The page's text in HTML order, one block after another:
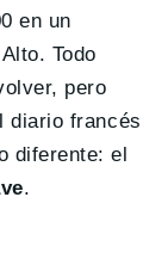
en un
Todo
pero
diario francés
diferente: el
.